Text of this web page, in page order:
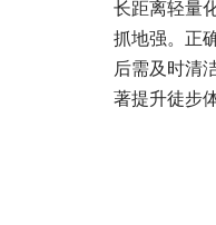
长距离轻量
抓地强。正
后需及时清
著提升徒步